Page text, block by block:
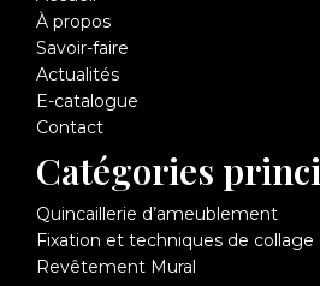
À propos
Savoir-faire
Actualités
E-catalogue
Contact
Catégories
Quincaillerie d’ameublement
Fixation et techniques de collage
Revêtement Mural